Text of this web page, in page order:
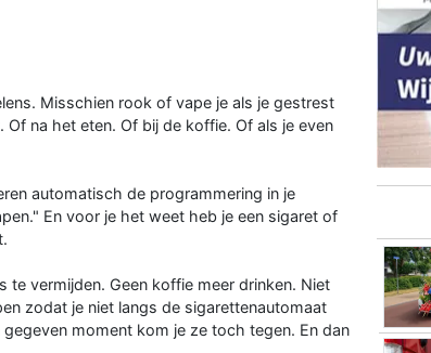
Misschien rook of vape je als je gestrest
na het eten. Of bij de koffie. Of als je even
automatisch de programmering in je
En voor je het weet heb je een sigaret of
vermijden. Geen koffie meer drinken. Niet
zodat je niet langs de sigarettenautomaat
moment kom je ze toch tegen. En dan